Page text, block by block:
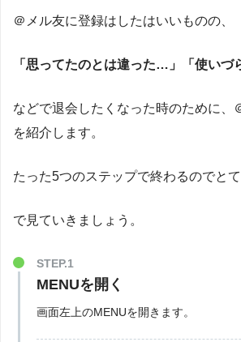
＠メル友に登録はしたはいいものの、
「思ってたのとは違った…」「使いづ
などで退会したくなった時のために、
を紹介します。
たった5つのステップで終わるのでとて
で見ていきましょう。
STEP.1
MENUを開く
画面左上のMENUを開きます。